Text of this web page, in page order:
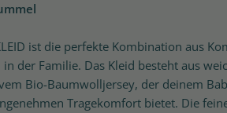
ist die perfekte Kombination aus
in der Familie. Das Kleid besteht aus
Bio-Baumwolljersey, der deinem
Tragekomfort bietet. Die